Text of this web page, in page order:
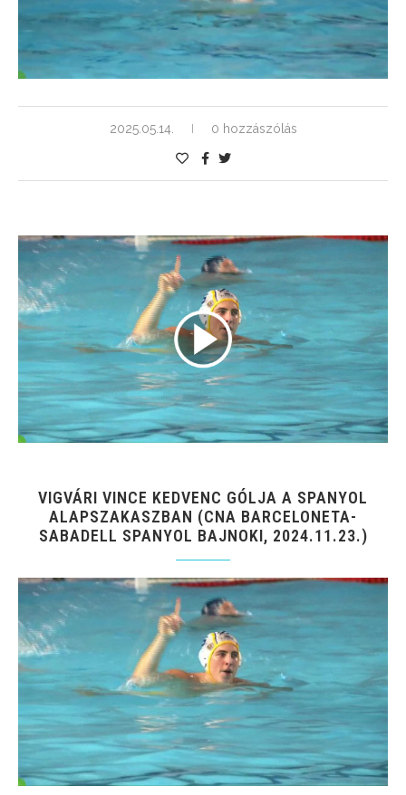
2025.05.14. 0 hozzászólás
VIGVÁRI VINCE KEDVENC GÓLJA A SPANYOL
ALAPSZAKASZBAN (CNA BARCELONETA-
SABADELL SPANYOL BAJNOKI, 2024.11.23.)